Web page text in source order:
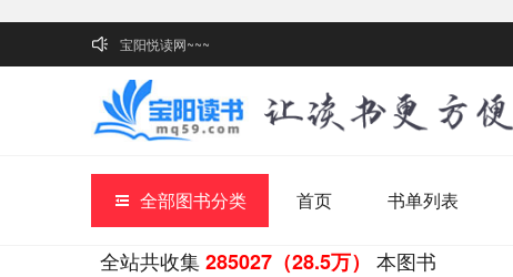
宝阳悦读网~~~
全部图书分类 首页 书单列表
全站共收集285027（28.5万） 本图书